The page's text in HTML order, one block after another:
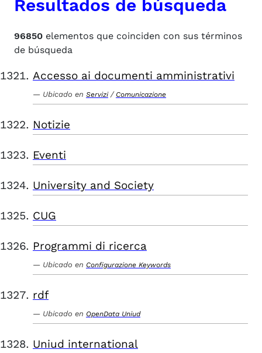
Resultados de búsqueda
96850 elementos que coinciden con sus términos
de búsqueda
Accesso ai documenti amministrativi
Ubicado en Servizi / Comunicazione
Notizie
Eventi
University and Society
CUG
Programmi di ricerca
Ubicado en Configurazione Keywords
rdf
Ubicado en OpenData Uniud
Uniud international